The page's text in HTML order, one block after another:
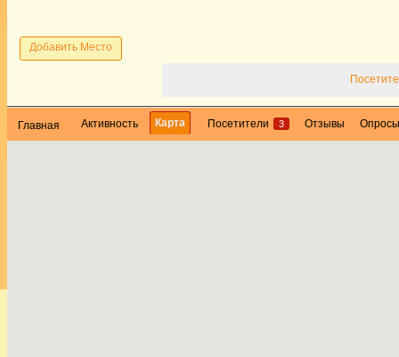
Добавить Место
Главная Активность Карта Посетители 3 Отзывы Опросы